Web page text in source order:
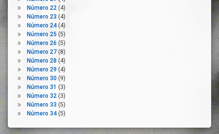
Prestaciones
Sociales
Recursos
Comunitarios
Relaciones
Sociales
Renta
Mínima
Servicios
Publicos
Sociales
Número 22(4)
Número 23 (4)
Número 24(4)
Número 25 (5)
Número 26 (5)
Número 27(8)
Número 28 (4)
Número 29 (4)
Número 30(9)
Número 31 (3)
Número 32(3)
Número 33 (5)
Número 34(5)